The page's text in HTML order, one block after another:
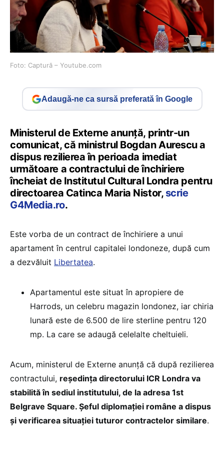
Foto: Captură – Youtube.com
Adaugă-ne ca sursă preferată în Google
Ministerul de Externe anunță, printr-un
comunicat, că ministrul Bogdan Aurescu a
dispus rezilierea în perioada imediat
următoare a contractului de închiriere
încheiat de Institutul Cultural Londra pentru
directoarea Catinca Maria Nistor, scrie
G4Media.ro.
Este vorba de un contract de închiriere a unui
apartament în centrul capitalei londoneze, după cum
a dezvăluit Libertatea.
Apartamentul este situat în apropiere de
Harrods, un celebru magazin londonez, iar chiria
lunară este de 6.500 de lire sterline pentru 120
mp. La care se adaugă celelalte cheltuieli.
Acum, ministerul de Externe anunță că după rezilierea
contractului, reşedinţa directorului ICR Londra va
stabilită în sediul institutului, de la adresa 1st
Belgrave Square. Şeful diplomaţiei române a dispus
şi verificarea situaţiei tuturor contractelor similare.